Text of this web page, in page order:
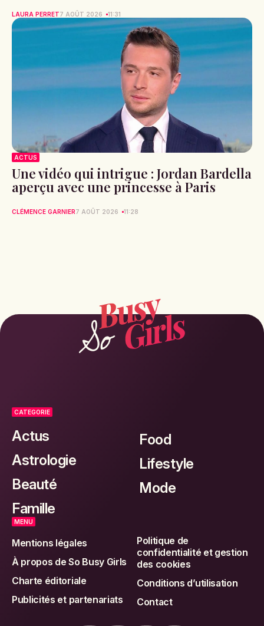
LAURA PERRET7 AOÛT 2026 11:31
ACTUS
Une vidéo qui intrigue : Jordan Bardella
aperçu avec une princesse à Paris
CLÉMENCE GARNIER7 AOÛT 2026 11:28
CATEGORIE
Actus
Astrologie
Beauté
Famille
Food
Lifestyle
Mode
MENU
Mentions légales
À propos de So Busy Girls
Charte éditoriale
Publicités et partenariats
Politique de
confidentialité et gestion
des cookies
Conditions d’utilisation
Contact